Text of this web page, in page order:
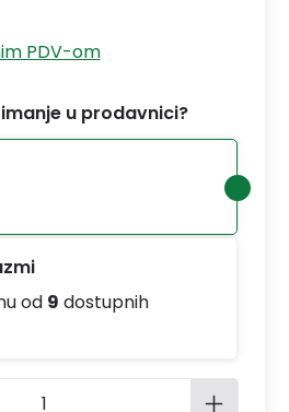
PDV-om
u prodavnici?
od 9 dostupnih
Unesite